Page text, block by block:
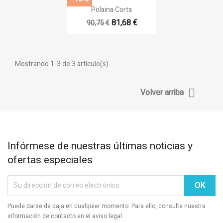
((cancelText))
 Vista rápida
Polaina Corta
90,75 € 81,68 €
Mostrando 1-3 de 3 artículo(s)
Volver arriba 
Infórmese de nuestras últimas noticias y
ofertas especiales
Puede darse de baja en cualquier momento. Para ello, consulte nuestra
información de contacto en el aviso legal.